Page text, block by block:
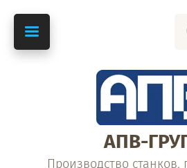
АПВ-
Производство